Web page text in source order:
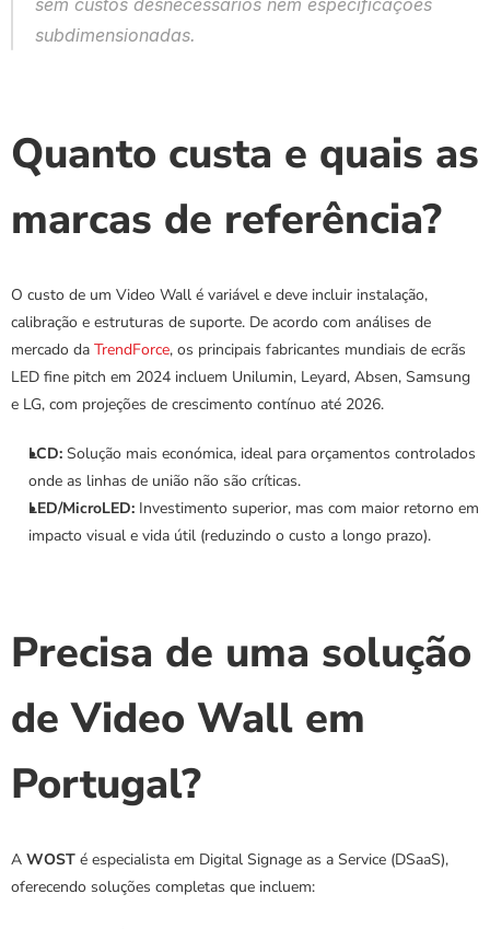
sem custos desnecessários nem especificações
subdimensionadas.
Quanto custa e quais as
marcas de referência?
O custo de um Video Wall é variável e deve incluir instalação,
calibração e estruturas de suporte. De acordo com análises de
mercado da TrendForce, os principais fabricantes mundiais de ecrãs
LED fine pitch em 2024 incluem Unilumin, Leyard, Absen, Samsung
e LG, com projeções de crescimento contínuo até 2026.
LCD: Solução mais económica, ideal para orçamentos controlados
onde as linhas de união não são críticas.
LED/MicroLED: Investimento superior, mas com maior retorno em
impacto visual e vida útil (reduzindo o custo a longo prazo).
Precisa de uma solução
de Video Wall em
Portugal?
A WOST é especialista em Digital Signage as a Service (DSaaS),
oferecendo soluções completas que incluem: